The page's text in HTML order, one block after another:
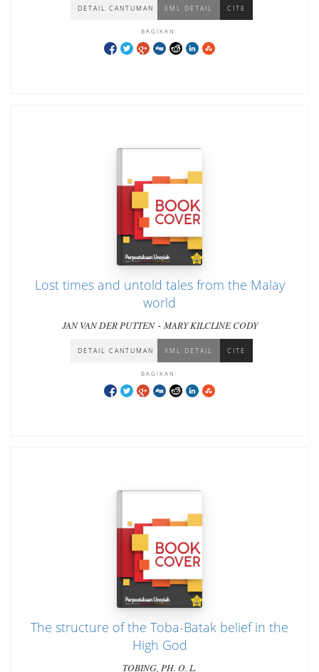
DETAIL CANTUMAN XML DETAIL CITE
BAGIKAN:
Lost times and untold tales from the Malay
world
JAN VAN DER PUTTEN- MARY KILCLINE CODY
DETAIL CANTUMAN XML DETAIL CITE
BAGIKAN:
The structure of the Toba-Batak belief in the
High God
TOBING, PH. O. L.